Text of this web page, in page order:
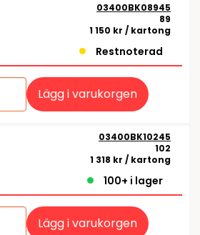
03400BK08945
89
1 150 kr / kartong
Restnoterad
Lägg i varukorgen
03400BK10245
102
1 318 kr / kartong
100+ i lager
Lägg i varukorgen